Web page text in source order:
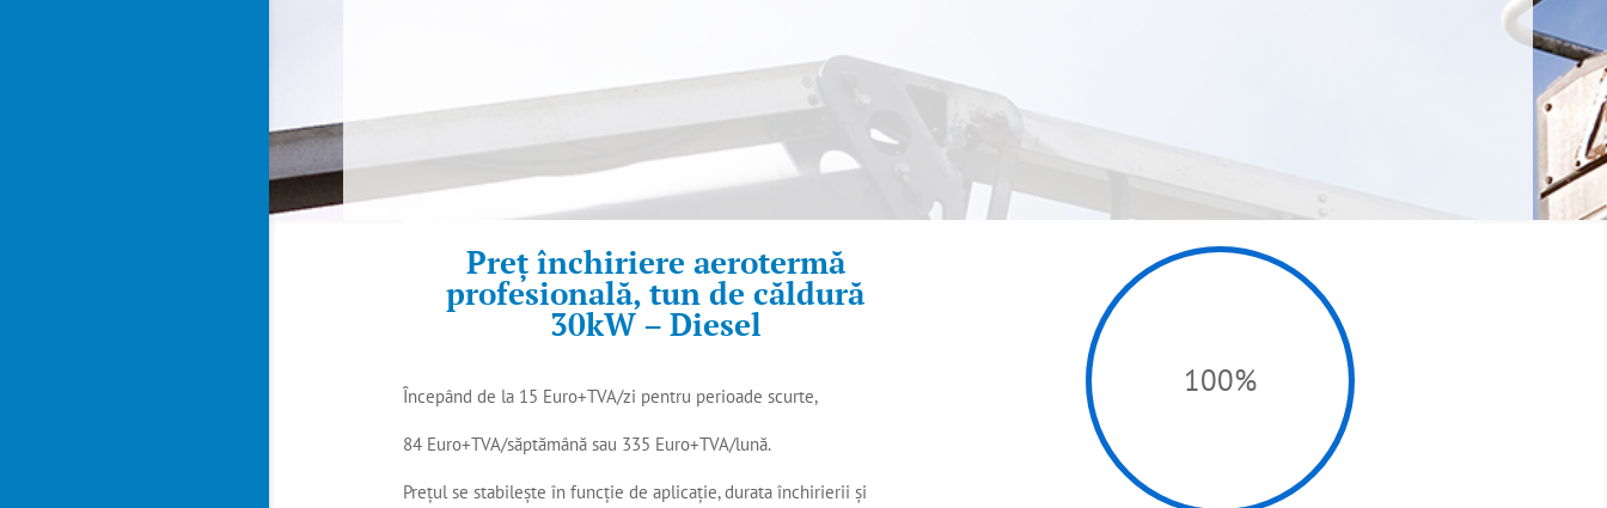
Preț închiriere aerotermă
profesională, tun de căldură
30kW – Diesel
Începând de la 15 Euro+TVA/zi pentru perioade scurte,
84 Euro+TVA/săptămână sau 335 Euro+TVA/lună.
Prețul se stabilește în funcție de aplicație, durata închirierii și
100%